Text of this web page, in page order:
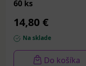
60 ks
14,80 €
Na sklade
Do košíka